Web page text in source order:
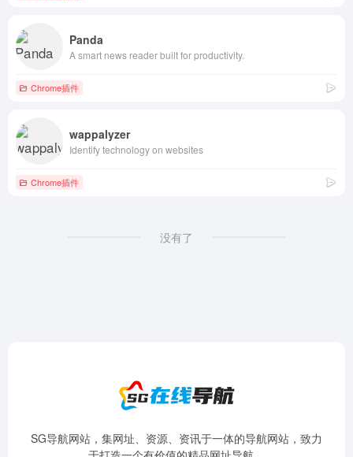
Panda
A smart news reader built for productivity.
Chrome插件
wappalyzer
Identify technology on websites
Chrome插件
没有了
SG导航网站，集网址、资源、资讯于一体的导航网站，致力